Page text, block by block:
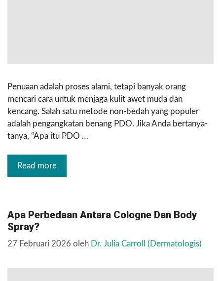
Penuaan adalah proses alami, tetapi banyak orang
mencari cara untuk menjaga kulit awet muda dan
kencang. Salah satu metode non-bedah yang populer
adalah pengangkatan benang PDO. Jika Anda bertanya-
tanya, “Apa itu PDO …
Read more
Apa Perbedaan Antara Cologne Dan Body
Spray?
27 Februari 2026 oleh Dr. Julia Carroll (Dermatologis)